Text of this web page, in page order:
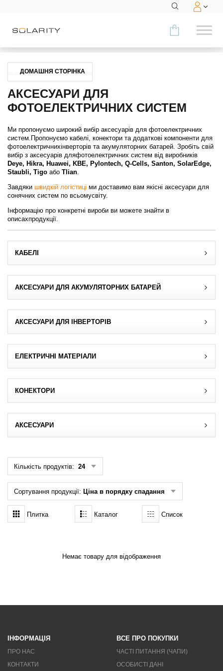
КАТЕГОРІЯ
Модулі
Інвертори
Акумуляторні системи
Аксесуари
МЕНЮ
КОНТАКТИ
Пропозиція клієнта
Реєстрація
ДОМАШНЯ СТОРІНКА
АКСЕСУАРИ ДЛЯ
ФОТОЕЛЕКТРИЧНИХ СИСТЕМ
Ми пропонуємо широкий вибір аксесуарів для фотоелектричних
систем.Пропонуємо кабелі, конектори та додаткові компоненти для
фотоелектричнихінверторів та акумуляторних батарей. Зробіть свій
вибір з аксесуарів дляфотоелектричних систем від виробників
Deye, Hikra, Huawei, KBE, Pylontech, Q-Cells, Santon, SolarEdge,
Staubli, Tigo або Tlian.
Завдяки швидкій логістиці ми доставимо вам якісні аксесуари для
сонячних систем по всьомусвіту.
Інформацію про конкретні вироби ви можете знайти в
описахпродукції.
КАБЕЛІ
АКСЕСУАРИ ДЛЯ АКУМУЛЯТОРНИХ БАТАРЕЙ
АКСЕСУАРИ ДЛЯ ІНВЕРТОРІВ
ЕЛЕКТРИЧНІ МАТЕРІАЛИ
КОНЕКТОРИ
АКСЕСУАРИ
Кількість продуктів: 24
Сортування продукції: Ціна в порядку спадання
Плитка Каталог Список
Немає товару для відображення
ІНФОРМАЦІЯ
ПРО НАС
КОНТАКТИ
ВСЕ ПРО ПОКУПКИ
ЧАСТІ ПИТАННЯ (ЧАПИ)
ОСОБИСТІ ДАНІ